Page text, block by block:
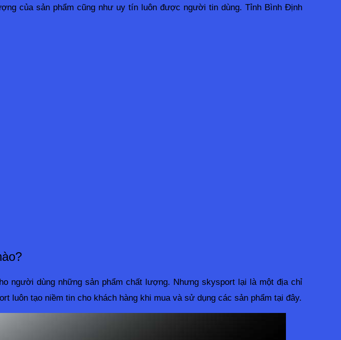
của sản phẩm cũng như uy tín luôn được người tin dùng. Tỉnh Bình Định
người dùng những sản phẩm chất lượng. Nhưng skysport lại là một địa chỉ
luôn tạo niềm tin cho khách hàng khi mua và sử dụng các sản phẩm tại đây.